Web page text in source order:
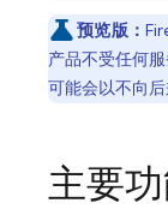
预览版：
产品不受任何
可能会以不向后
主要